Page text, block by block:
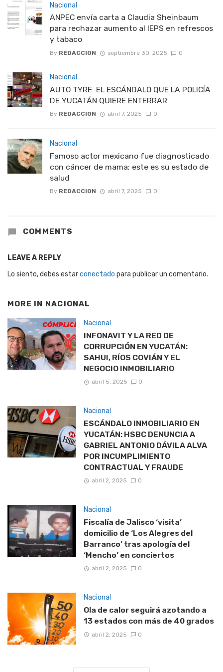
Nacional
ANPEC envía carta a Claudia Sheinbaum
para rechazar aumento al IEPS en refrescos
y tabaco
By REDACCION septiembre 30, 2025 0
Nacional
AUTO TYRE: EL ESCÁNDALO QUE LA POLICÍA
DE YUCATÁN QUIERE ENTERRAR
By REDACCION abril 7, 2025 0
Nacional
Famoso actor mexicano fue diagnosticado
con cáncer de mama; este es su estado de
salud
By REDACCION abril 7, 2025 0
COMMENTS
LEAVE A REPLY
Lo siento, debes estarconectado para publicar un comentario.
MORE IN NACIONAL
Nacional
INFONAVIT Y LA RED DE
CORRUPCIÓN EN YUCATÁN:
SAHUI, RÍOS COVIÁN Y EL
NEGOCIO INMOBILIARIO
abril 5, 2025 0
Nacional
ESCÁNDALO INMOBILIARIO EN
YUCATÁN: HSBC DENUNCIA A
GABRIEL ANTONIO DÁVILA ALVA
POR INCUMPLIMIENTO
CONTRACTUAL Y FRAUDE
abril 2, 2025 0
Nacional
Fiscalía de Jalisco ‘visita’
domicilio de ‘Los Alegres del
Barranco’ tras apología del
‘Mencho’ en conciertos
abril 2, 2025 0
Nacional
Ola de calor seguirá azotando a
13 estados con más de 40 grados
abril 2, 2025 0